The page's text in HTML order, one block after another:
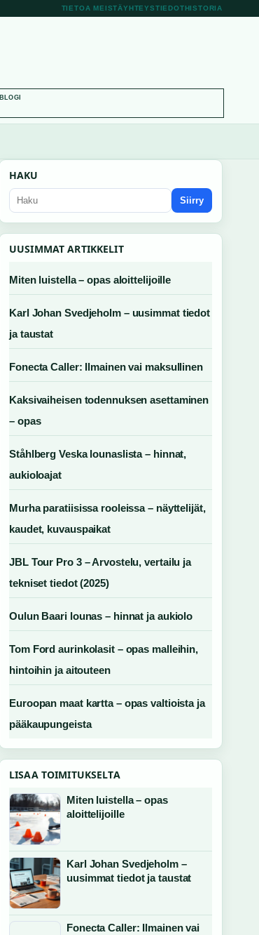
TIETOA MEISTÄYHTEYSTIEDOTHISTORIA
BLOGI
HAKU
Siirry
UUSIMMAT ARTIKKELIT
Miten luistella – opas aloittelijoille
Karl Johan Svedjeholm – uusimmat tiedot
ja taustat
Fonecta Caller: Ilmainen vai maksullinen
Kaksivaiheisen todennuksen asettaminen
– opas
Ståhlberg Veska lounaslista – hinnat,
aukioloajat
Murha paratiisissa rooleissa – näyttelijät,
kaudet, kuvauspaikat
JBL Tour Pro 3 – Arvostelu, vertailu ja
tekniset tiedot (2025)
Oulun Baari lounas – hinnat ja aukiolo
Tom Ford aurinkolasit – opas malleihin,
hintoihin ja aitouteen
Euroopan maat kartta – opas valtioista ja
pääkaupungeista
LISAA TOIMITUKSELTA
Miten luistella – opas
aloittelijoille
Karl Johan Svedjeholm –
uusimmat tiedot ja taustat
Fonecta Caller: Ilmainen vai